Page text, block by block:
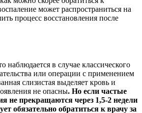
может распространиться на
процесс восстановления после
наблюдается в случае классического
или операции с применением
слизистая выделяет кровь и
не опасны. Но если частые
не прекращаются через 1,5-2 недели
обязательно обратиться к врачу за